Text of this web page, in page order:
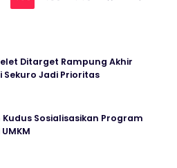
Ditarget Rampung Akhir
Sekuro Jadi Prioritas
Kudus Sosialisasikan Program